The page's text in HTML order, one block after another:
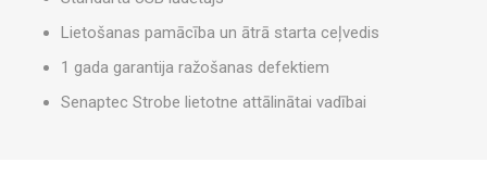
Lietošanas pamācība un ātrā starta ceļvedis
1 gada garantija ražošanas defektiem
Senaptec Strobe lietotne attālinātai vadībai